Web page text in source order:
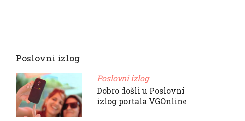
Poslovni izlog
Poslovni izlog
Dobro došli u Poslovni
izlog portala VGOnline